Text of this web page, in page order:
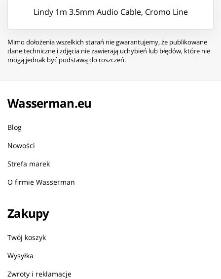
Lindy 1m 3.5mm Audio Cable, Cromo Line
Mimo dołożenia wszelkich starań nie gwarantujemy, że publikowane
dane techniczne i zdjęcia nie zawierają uchybień lub błędów, które nie
mogą jednak być podstawą do roszczeń.
Wasserman.eu
Blog
Nowości
Strefa marek
O firmie Wasserman
Zakupy
Twój koszyk
Wysyłka
Zwroty i reklamacje